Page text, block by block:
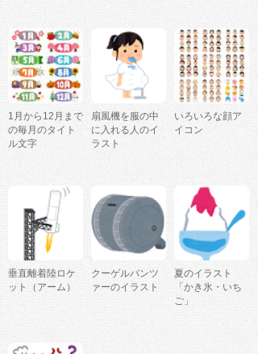
1月から12月まで
の毎月のタイト
ル文字
扇風機を服の中
に入れる人のイ
ラスト
いろいろな顔ア
イコン
垂直離着陸ロケ
ット（アーム）
クーゲルパンツ
ァーのイラスト
夏のイラスト
「かき氷・いち
ご」